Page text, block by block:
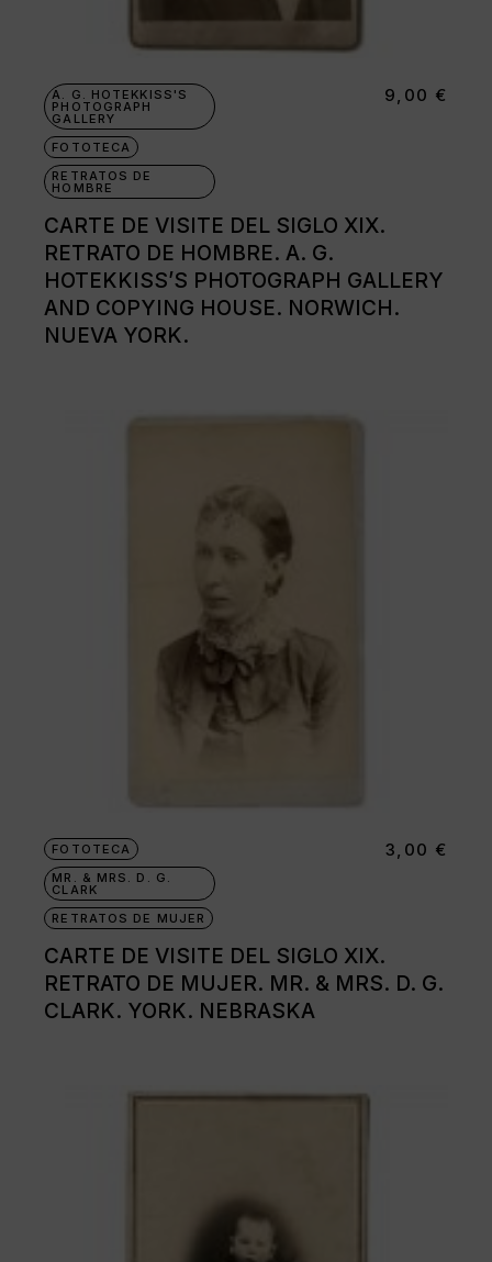
A. G. HOTEKKISS'S
PHOTOGRAPH
GALLERY
FOTOTECA
RETRATOS DE
HOMBRE
CARTE DE VISITE DEL SIGLO XIX.
RETRATO DE HOMBRE. A. G.
HOTEKKISS’S PHOTOGRAPH GALLERY
AND COPYING HOUSE. NORWICH.
NUEVA YORK.
9,00 €
FOTOTECA
MR. & MRS. D. G.
CLARK
RETRATOS DE MUJER
CARTE DE VISITE DEL SIGLO XIX.
RETRATO DE MUJER. MR. & MRS. D. G.
CLARK. YORK. NEBRASKA
3,00 €